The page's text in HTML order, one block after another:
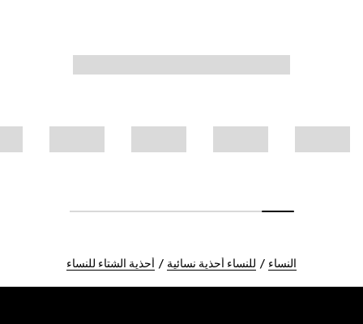
النساء للنساء أحذية نسائية أحذية الشتاء للنساء